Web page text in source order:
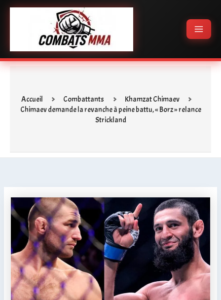
Aller
Menu
Accueil Combattants
Khamzat Chimaev
Chimaev demande la revanche à peine battu, « Borz » relance
Strickland